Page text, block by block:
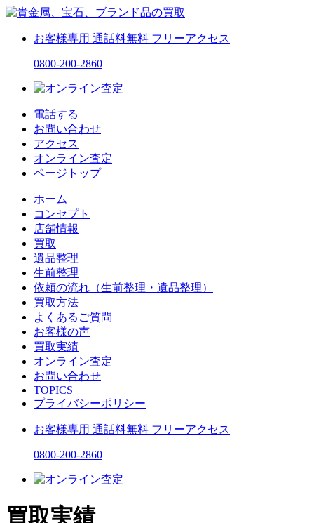
お客様専用 通話料無料 フリーアクセス
0800-200-2860
電話する
お問い合わせ
アクセス
オンライン査定
ページトップ
ホーム
コンセプト
店舗情報
買取
遺品整理
生前整理
依頼の流れ（生前整理・遺品整理）
買取方法
よくあるご質問
お客様の声
買取実績
オンライン査定
お問い合わせ
TOPICS
プライバシーポリシー
お客様専用 通話料無料 フリーアクセス
0800-200-2860
買取実績